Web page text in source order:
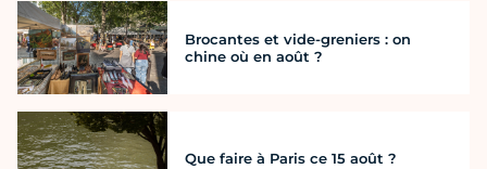
Brocantes et vide-greniers : on
chine où en août ?
Que faire à Paris ce 15 août ?